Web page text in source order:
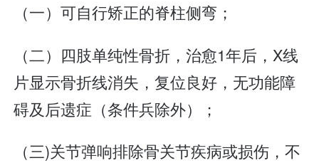
（一）可自行矫正的脊柱侧弯；
（二）四肢单纯性骨折，治愈1年后，X线
片显示骨折线消失，复位良好，无功能障
碍及后遗症（条件兵除外）；
（三)关节弹响排除骨关节疾病或损伤，不